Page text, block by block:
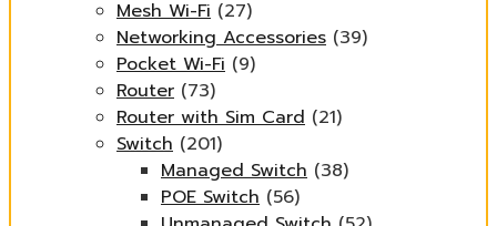
Mesh Wi-Fi (27)
Networking Accessories (39)
Pocket Wi-Fi (9)
Router (73)
Router with Sim Card (21)
Switch (201)
Managed Switch (38)
POE Switch (56)